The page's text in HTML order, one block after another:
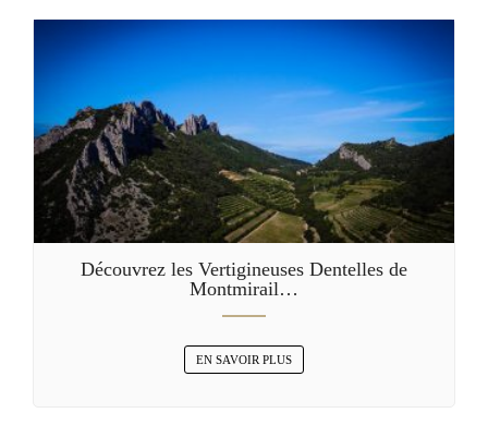
Découvrez les Vertigineuses Dentelles de
Montmirail…
EN SAVOIR PLUS